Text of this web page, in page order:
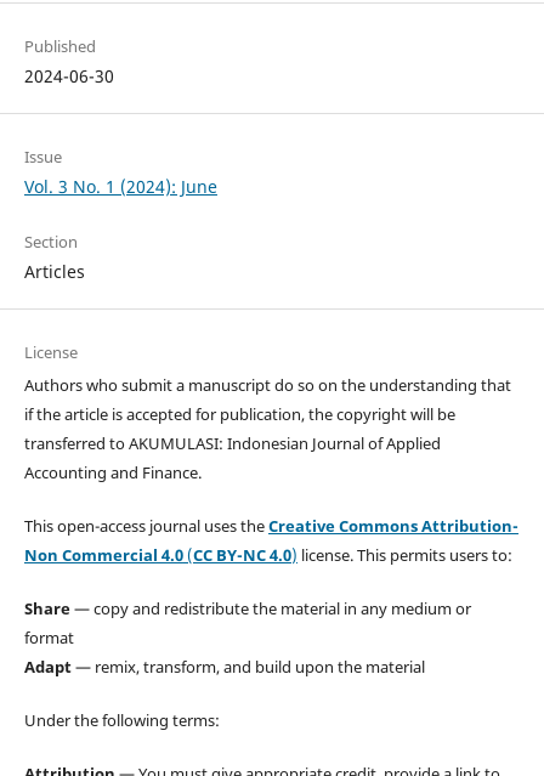
Published
2024-06-30
Issue
Vol. 3 No. 1 (2024): June
Section
Articles
License
Authors who submit a manuscript do so on the understanding that
if the article is accepted for publication, the copyright will be
transferred to AKUMULASI: Indonesian Journal of Applied
Accounting and Finance.
This open-access journal uses theCreative Commons Attribution-
Non Commercial 4.0(CC BY-NC 4.0) license. This permits users to:
Share— copy and redistribute the material in any medium or
format
Adapt— remix, transform, and build upon the material
Under the following terms: